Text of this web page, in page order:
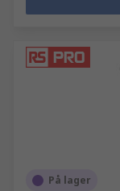
På lager